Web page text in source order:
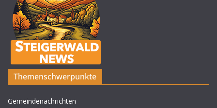
Themenschwerpunkte
Gemeindenachrichten